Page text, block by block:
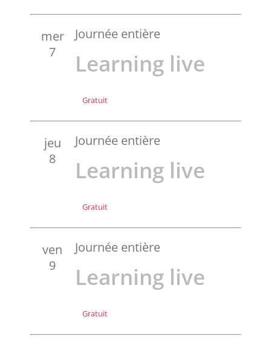
mer
7
Journée entière
Learning live
Gratuit
jeu
8
Journée entière
Learning live
Gratuit
ven
9
Journée entière
Learning live
Gratuit